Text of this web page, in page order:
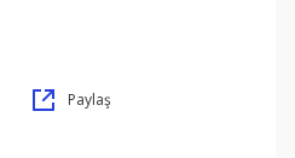
Paylaş